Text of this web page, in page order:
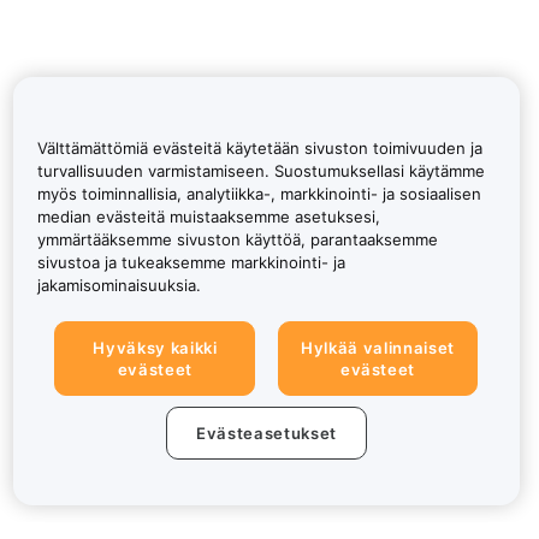
Välttämättömiä evästeitä käytetään sivuston toimivuuden ja
turvallisuuden varmistamiseen. Suostumuksellasi käytämme
myös toiminnallisia, analytiikka-, markkinointi- ja sosiaalisen
median evästeitä muistaaksemme asetuksesi,
ymmärtääksemme sivuston käyttöä, parantaaksemme
sivustoa ja tukeaksemme markkinointi- ja
jakamisominaisuuksia.
Hyväksy kaikki
evästeet
Hylkää valinnaiset
evästeet
Evästeasetukset